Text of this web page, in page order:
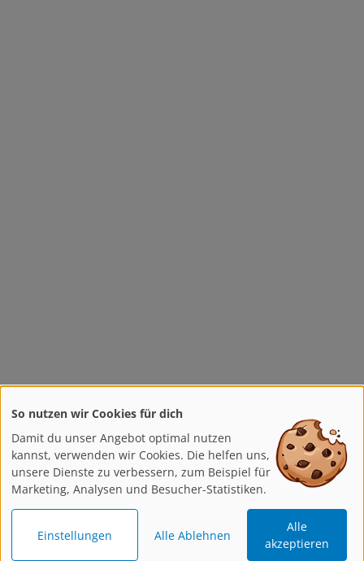
So nutzen wir Cookies für dich
Damit du unser Angebot optimal nutzen
kannst, verwenden wir Cookies. Die helfen uns,
unsere Dienste zu verbessern, zum Beispiel für
Marketing, Analysen und Besucher-Statistiken.
Einstellungen Alle Ablehnen
Alle
akzeptieren